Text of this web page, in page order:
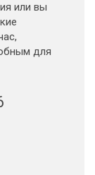
или вы
для